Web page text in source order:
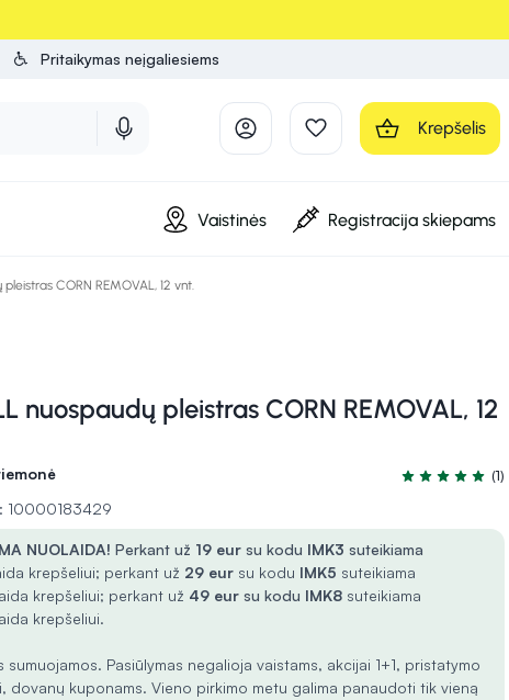
Pritaikymas neįgaliesiems
Krepšelis
Vaistinės Registracija skiepams
CORN REMOVAL, 12 vnt.
nuospaudų pleistras CORN REMOVAL, 12
Įvertinimas
(1)
10000183429
NUOLAIDA! Perkant už 19 eur su kodu IMK3 suteikiama
krepšeliui; perkant už 29 eur su kodu IMK5 suteikiama
krepšeliui; perkant už 49 eur su kodu IMK8 suteikiama
krepšeliui.
sumuojamos. Pasiūlymas negalioja vaistams, akcijai 1+1, pristatymo
dovanų kuponams. Vieno pirkimo metu galima panaudoti tik vieną